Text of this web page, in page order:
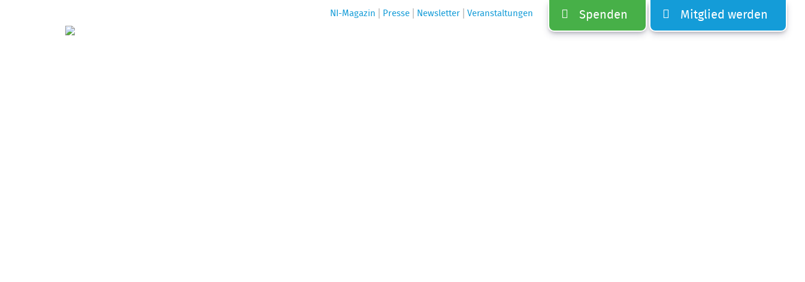
NI-Magazin Presse Newsletter Veranstaltungen Spenden Mitglied werden